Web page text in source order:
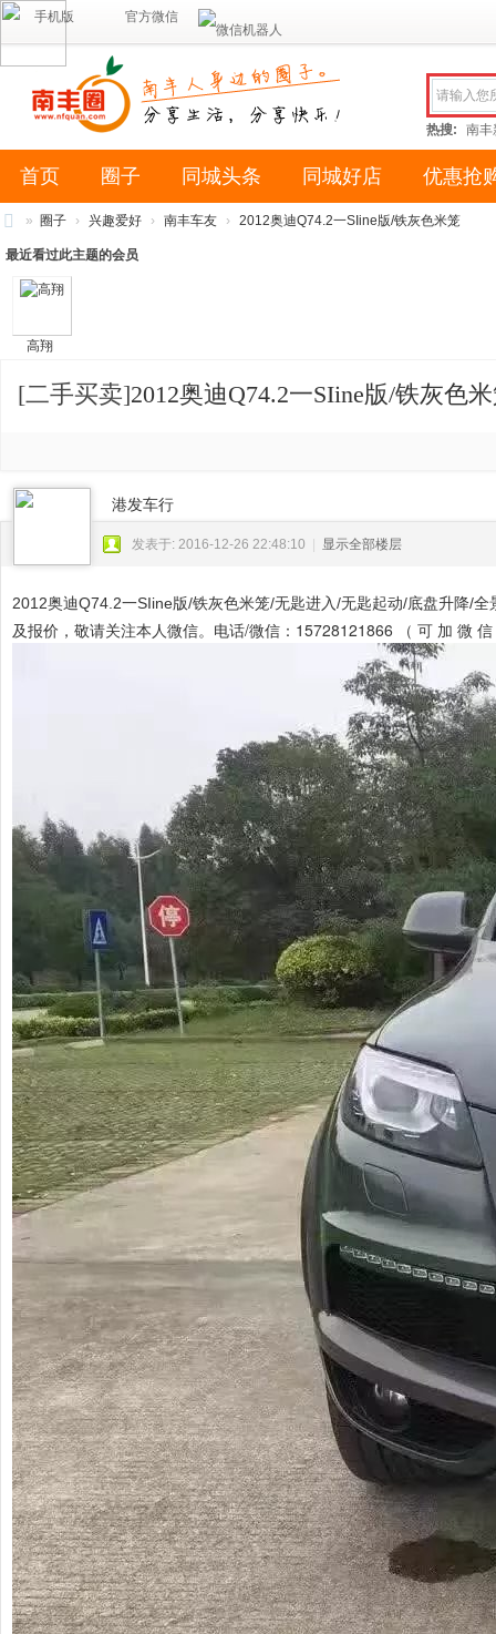
手机版 官方微信
热搜: 南丰
首页 圈子 同城头条 同城好店 优惠抢
南
科
» 圈子 › 兴趣爱好 › 南丰车友 › 2012奥迪Q74.2一SIine版/铁灰色米笼
最近看过此主题的会员
高翔
[二手买卖]2012奥迪Q74.2一SIine版/铁灰色
港发车行
发表于: 2016-12-26 22:48:10 显示全部楼层
2012奥迪Q74.2一SIine版/铁灰色米笼/无匙进入/无匙起动/底盘升降/
及报价，敬请关注本人微信。电话/微信：15728121866 （ 可 加 微